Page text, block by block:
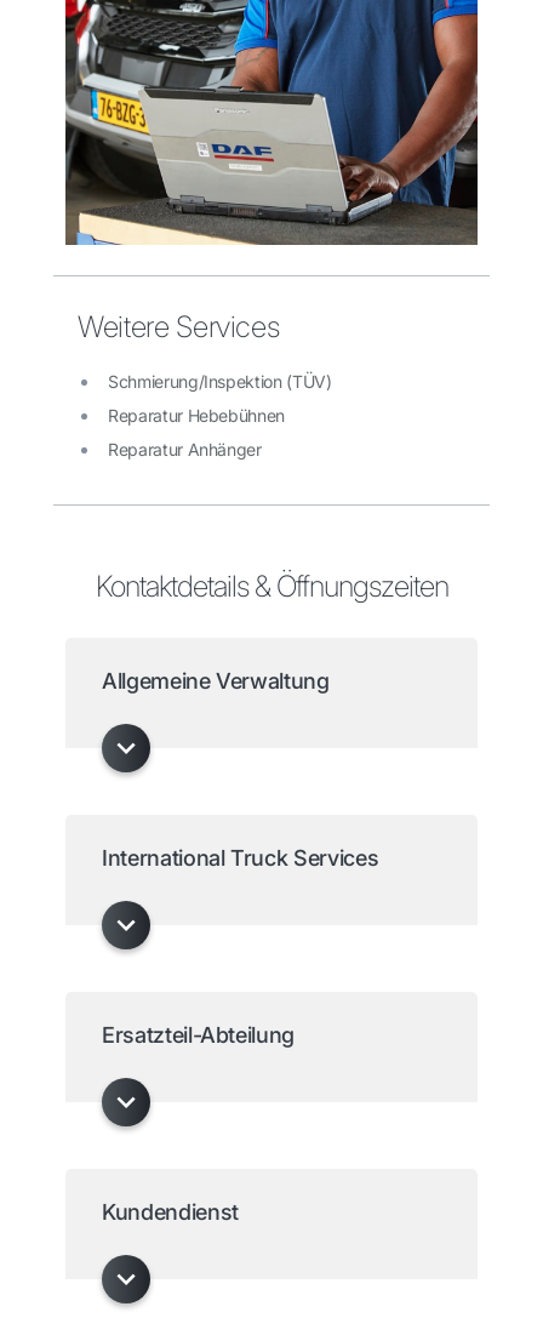
Weitere Services
Schmierung/Inspektion (TÜV)
Reparatur Hebebühnen
Reparatur Anhänger
Kontaktdetails & Öffnungszeiten
Allgemeine Verwaltung
International Truck Services
Ersatzteil-Abteilung
Kundendienst